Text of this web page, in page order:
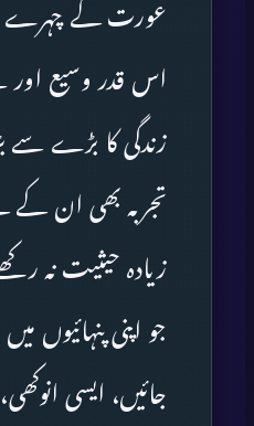
عورت کے چہرے پر
اس قدر وسیع اور
زندگی کا بڑے سے
تجربہ بھی ان کے
زیادہ حیثیت نہ
جو اپنی پنہائیوں
جائیں، ایسی